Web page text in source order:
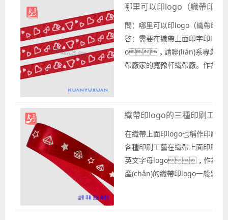
戶的需求或是根據(jù)客戶提供
各種款式的織帶上面使用絲印工
圖案、英文字母l...
哪里可以印logo（織帶印
問：哪里可以印logo（織帶印
答：需要在織帶上面印字印log
o，請聯(lián)系專業
帶廠家的寬豫軒織帶廠。作為專
圖案、英文字母logo。 詢問
可以印logo，一般是需要織帶廠
供定制印刷織帶，在織帶上
logo的廠家，定制相應
g)...
織帶印logo的三種印刷工藝
在織帶上面印logo也稱作印刷織
各種印刷工藝在織帶上面印刷
英文字母logo，作為專
產(chǎn)的織帶印logo一般是根